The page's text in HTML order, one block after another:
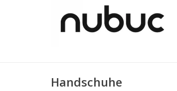
Handschuhe